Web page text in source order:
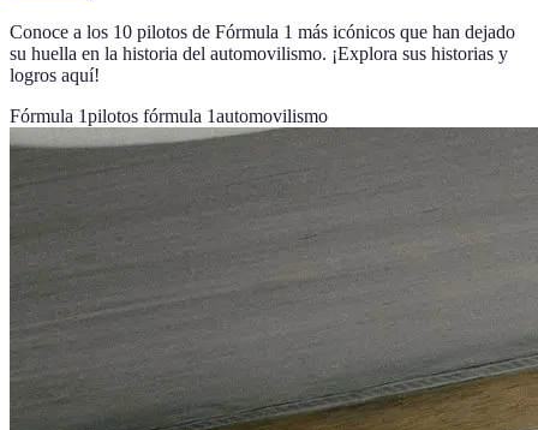
Conoce a los 10 pilotos de Fórmula 1 más icónicos que han dejado
su huella en la historia del automovilismo. ¡Explora sus historias y
logros aquí!
Fórmula 1pilotos fórmula 1automovilismo